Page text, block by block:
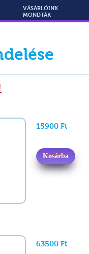
VÁSÁRLÓINK
MONDTÁK
15900 Ft
Kosárba
63500 Ft